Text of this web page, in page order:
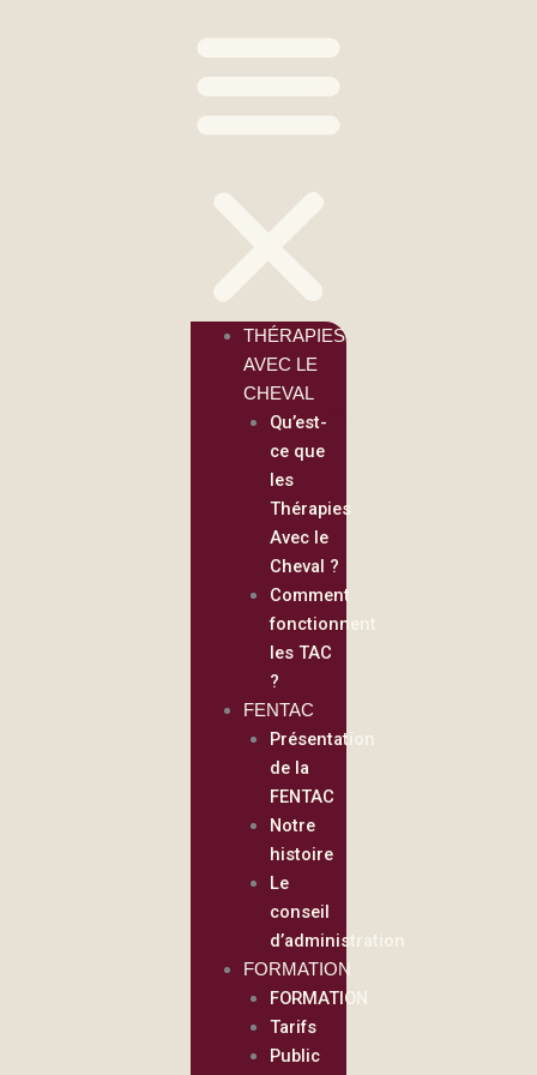
THÉRAPIES
AVEC LE
CHEVAL
Qu’est-
ce que
les
Thérapies
Avec le
Cheval ?
Comment
fonctionnent
les TAC
?
FENTAC
Présentation
de la
FENTAC
Notre
histoire
Le
conseil
d’administration
FORMATION
FORMATION
Tarifs
Public